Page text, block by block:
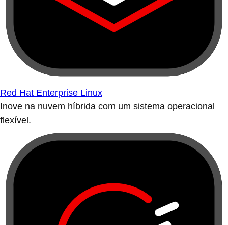
Red Hat Enterprise Linux
Inove na nuvem híbrida com um sistema operacional
flexível.